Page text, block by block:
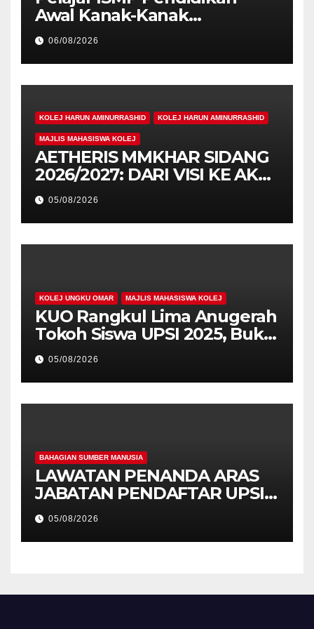
Awal Kanak-Kanak
Cemerlang Raih
Pengiktirafan Antarabangsa
di IAM2026
06/08/2026
KOLEJ HARUN AMINURRASHID KOLEJ HARUN AMINURRASHID
MAJLIS MAHASISWA KOLEJ
AETHERIS MMKHAR SIDANG
2026/2027: DARI VISI KE AKSI,
MEMBINA LEGASI GENERASI
PEMIMPIN
05/08/2026
KOLEJ UNGKU OMAR MAJLIS MAHASISWA KOLEJ
KUO Rangkul Lima Anugerah
Tokoh Siswa UPSI 2025, Bukti
Kecemerlangan Mahasiswa
Holistik
05/08/2026
BAHAGIAN SUMBER MANUSIA
LAWATAN PENANDA ARAS
JABATAN PENDAFTAR UPSI
KE JABATAN PENDAFTAR
UniSZA – PERKUKUH
KERJASAMA STRATEGIK
05/08/2026